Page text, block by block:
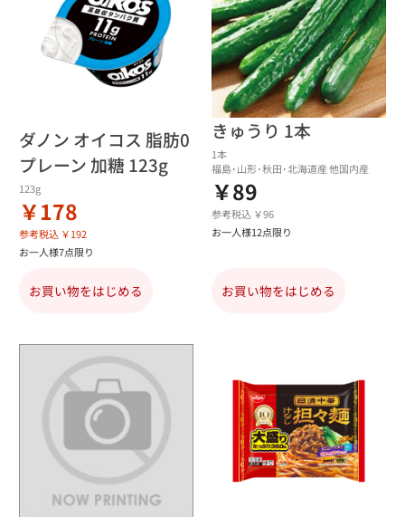
ダノン オイコス 脂肪0
プレーン 加糖 123g
123g
￥178
参考税込 ￥192
お一人様7点限り
お買い物をはじめる
きゅうり 1本
1本
福島･山形･秋田･北海道産 他国内産
￥89
参考税込 ￥96
お一人様12点限り
お買い物をはじめる